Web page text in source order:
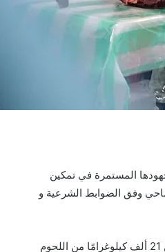
تنفيذ برنامج الأضاحي لعام 1447هـ، ضمن جهودها المستمرة في تمكين
وفق الضوابط الشرعية و
وشهد البرنامج هذا العام تنفيذ أكثر من 1065 أضحية، جرى من خلالها توزيع أكثر من 21 ألف كيلوغرامًا من اللحوم